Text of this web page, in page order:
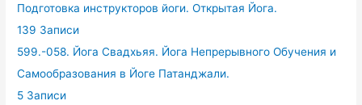
Подготовка инструкторов йоги. Открытая Йога.
139 Записи
599.-058. Йога Свадхьяя. Йога Непрерывного Обучения и
Самообразования в Йоге Патанджали.
5 Записи